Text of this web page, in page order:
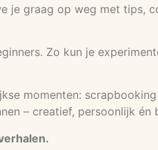
je graag op weg met tips,
Zo kun je
momenten:
– creatief, persoonlijk én